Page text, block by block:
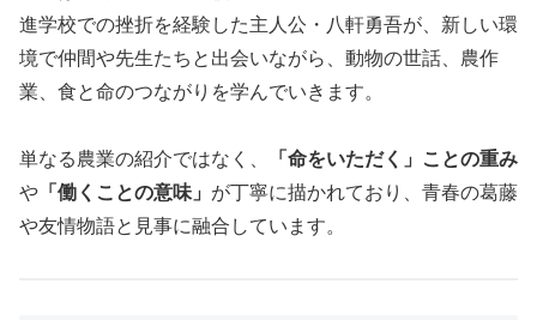
進学校での挫折を経験した主人公・八軒勇吾が、新しい環
境で仲間や先生たちと出会いながら、動物の世話、農作
業、食と命のつながりを学んでいきます。
単なる農業の紹介ではなく、
「命をいただく」ことの重み
や 「働くことの意味」 が丁寧に描かれており、青春の葛藤
や友情物語と見事に融合しています。